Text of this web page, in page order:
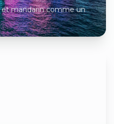
mandarin comme un